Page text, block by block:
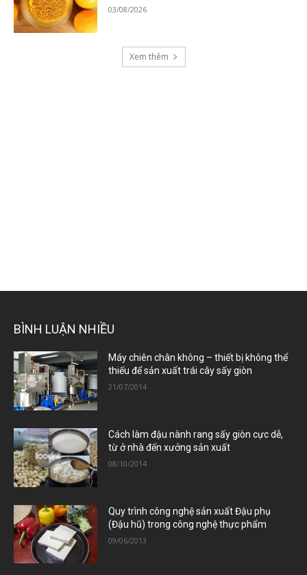
03/08/2026
Xem thêm
BÌNH LUẬN NHIỀU
Máy chiên chân không – thiết bị không thể
thiếu để sản xuất trái cây sấy giòn
21/07/2014
Cách làm đậu nành rang sấy giòn cực dễ,
từ ở nhà đến xưởng sản xuất
08/10/2014
Quy trình công nghệ sản xuất Đậu phụ
(Đậu hũ) trong công nghệ thực phẩm
09/06/2013